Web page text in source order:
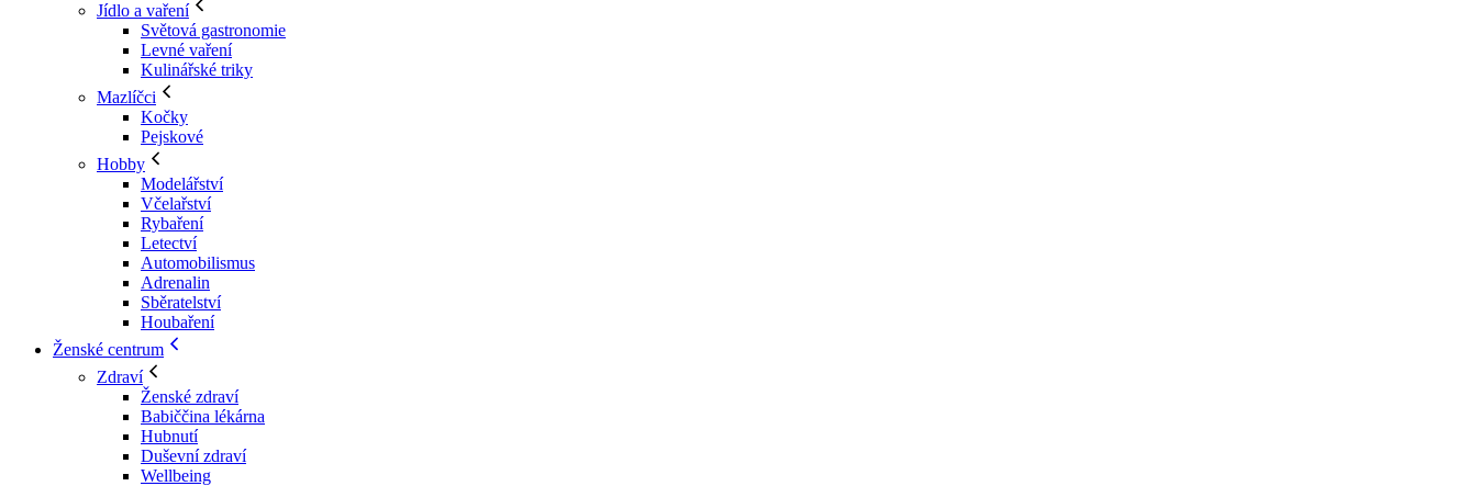
Jídlo a vaření
Světová gastronomie
Levné vaření
Kulinářské triky
Mazlíčci
Kočky
Pejskové
Hobby
Modelářství
Včelařství
Rybaření
Letectví
Automobilismus
Adrenalin
Sběratelství
Houbaření
Ženské centrum
Zdraví
Ženské zdraví
Babiččina lékárna
Hubnutí
Duševní zdraví
Wellbeing